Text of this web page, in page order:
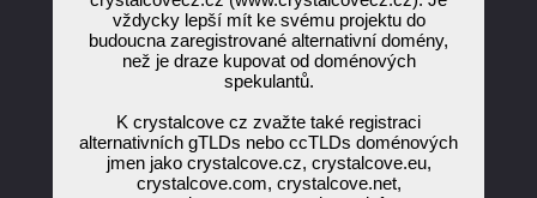
vždycky lepší mít ke svému projektu do
budoucna zaregistrované alternativní domény,
než je draze kupovat od doménových
spekulantů.
K crystalcove cz zvažte také registraci
alternativních gTLDs nebo ccTLDs doménových
jmen jako crystalcove.cz, crystalcove.eu,
crystalcove.com, crystalcove.net,